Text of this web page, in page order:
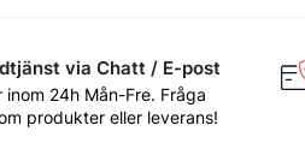
via Chatt / E-post
inom 24h Mån-Fre. Fråga
produkter eller leverans!